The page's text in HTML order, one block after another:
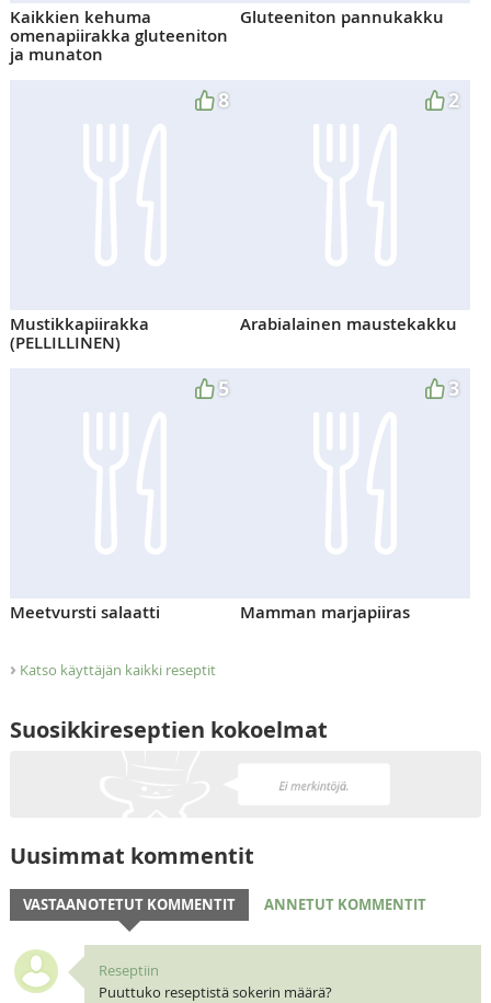
Kaikkien kehuma
omenapiirakka gluteeniton
ja munaton
Gluteeniton pannukakku
8
Mustikkapiirakka
(PELLILLINEN)
2
Arabialainen maustekakku
5
Meetvursti salaatti
3
Mamman marjapiiras
› Katso käyttäjän kaikki reseptit
Suosikkireseptien kokoelmat
Uusimmat kommentit
VASTAANOTETUT KOMMENTIT ANNETUT KOMMENTIT
Reseptiin
Puuttuko reseptistä sokerin määrä?